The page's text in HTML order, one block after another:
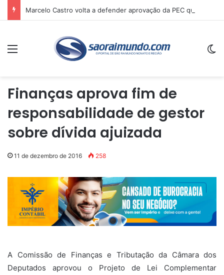
Menu
Finanças aprova fim de
responsabilidade de gestor
sobre dívida ajuizada
11 de dezembro de 2016 258
A Comissão de Finanças e Tributação da Câmara dos
Deputados aprovou o Projeto de Lei Complementar